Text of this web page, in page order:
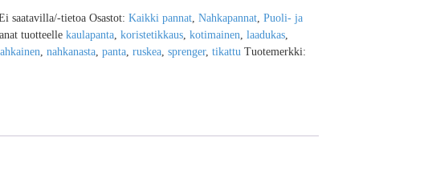
saatavilla/-tietoa Osastot: Kaikki pannat, Nahkapannat, Puoli- ja
tuotteelle kaulapanta, koristetikkaus, kotimainen, laadukas,
, nahkanasta, panta, ruskea, sprenger, tikattu Tuotemerkki: